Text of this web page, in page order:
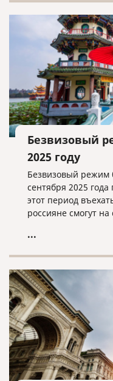
Безвизовый
2025 году
Безвизовый режим
сентября 2025
этот период
россияне смогут
...